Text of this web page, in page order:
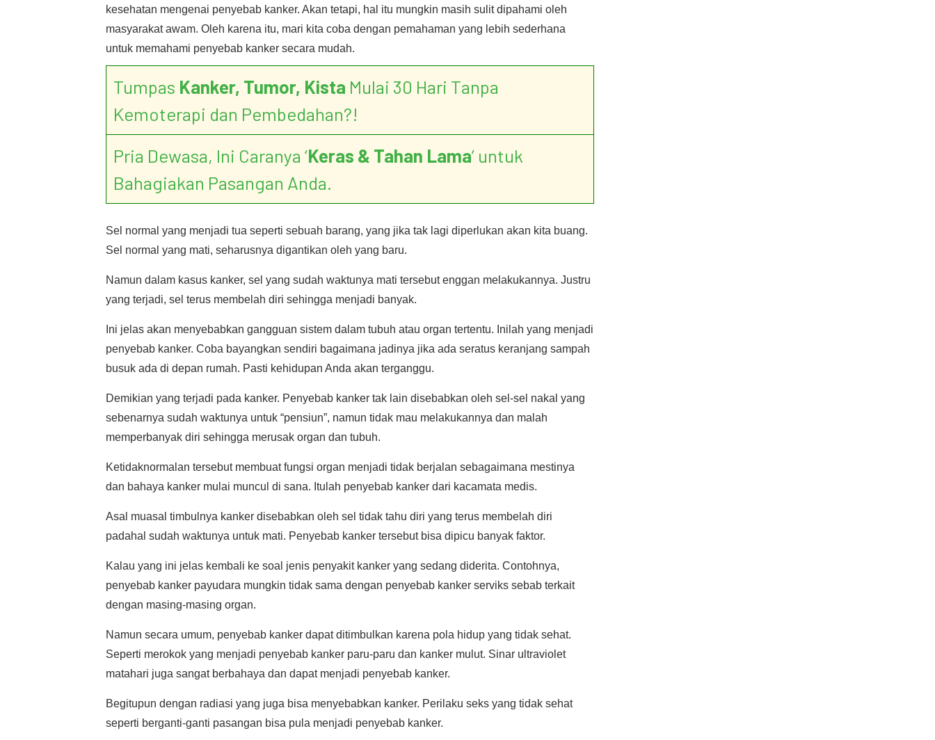
kesehatan mengenai penyebab kanker. Akan tetapi, hal itu mungkin masih sulit dipahami oleh
masyarakat awam. Oleh karena itu, mari kita coba dengan pemahaman yang lebih sederhana
untuk memahami penyebab kanker secara mudah.
Tumpas Kanker, Tumor, Kista Mulai 30 Hari Tanpa
Kemoterapi dan Pembedahan?!
Pria Dewasa, Ini Caranya ‘Keras & Tahan Lama’ untuk
Bahagiakan Pasangan Anda.
Sel normal yang menjadi tua seperti sebuah barang, yang jika tak lagi diperlukan akan kita buang.
Sel normal yang mati, seharusnya digantikan oleh yang baru.
Namun dalam kasus kanker, sel yang sudah waktunya mati tersebut enggan melakukannya. Justru
yang terjadi, sel terus membelah diri sehingga menjadi banyak.
Ini jelas akan menyebabkan gangguan sistem dalam tubuh atau organ tertentu. Inilah yang menjadi
penyebab kanker. Coba bayangkan sendiri bagaimana jadinya jika ada seratus keranjang sampah
busuk ada di depan rumah. Pasti kehidupan Anda akan terganggu.
Demikian yang terjadi pada kanker. Penyebab kanker tak lain disebabkan oleh sel-sel nakal yang
sebenarnya sudah waktunya untuk “pensiun”, namun tidak mau melakukannya dan malah
memperbanyak diri sehingga merusak organ dan tubuh.
Ketidaknormalan tersebut membuat fungsi organ menjadi tidak berjalan sebagaimana mestinya
dan bahaya kanker mulai muncul di sana. Itulah penyebab kanker dari kacamata medis.
Asal muasal timbulnya kanker disebabkan oleh sel tidak tahu diri yang terus membelah diri
padahal sudah waktunya untuk mati. Penyebab kanker tersebut bisa dipicu banyak faktor.
Kalau yang ini jelas kembali ke soal jenis penyakit kanker yang sedang diderita. Contohnya,
penyebab kanker payudara mungkin tidak sama dengan penyebab kanker serviks sebab terkait
dengan masing-masing organ.
Namun secara umum, penyebab kanker dapat ditimbulkan karena pola hidup yang tidak sehat.
Seperti merokok yang menjadi penyebab kanker paru-paru dan kanker mulut. Sinar ultraviolet
matahari juga sangat berbahaya dan dapat menjadi penyebab kanker.
Begitupun dengan radiasi yang juga bisa menyebabkan kanker. Perilaku seks yang tidak sehat
seperti berganti-ganti pasangan bisa pula menjadi penyebab kanker.